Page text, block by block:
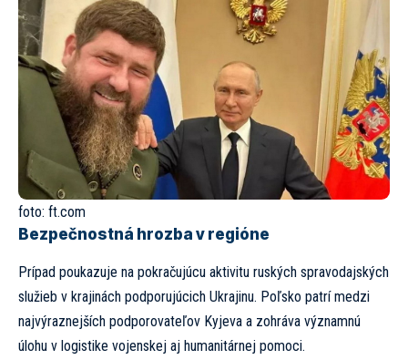
foto: ft.com
Bezpečnostná hrozba v regióne
Prípad poukazuje na pokračujúcu aktivitu ruských spravodajských
služieb v krajinách podporujúcich Ukrajinu. Poľsko patrí medzi
najvýraznejších podporovateľov Kyjeva a zohráva významnú
úlohu v logistike vojenskej aj humanitárnej pomoci.